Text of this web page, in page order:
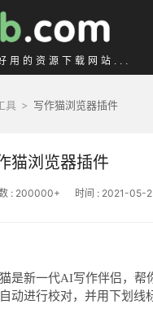
用的资源下载网站...
具 > 写作猫浏览器插件
猫浏览器插件
: 200000+ 时间 : 2021-05-
是新一代AI写作伴侣，帮
动进行校对，并用下划线